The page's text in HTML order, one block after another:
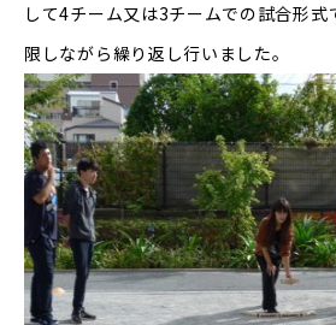
して4チーム又は3チームでの試合形式
限しながら繰り返し行いました。